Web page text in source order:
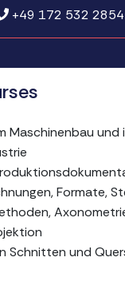
+49 172 532 2854
Maschinenbau und
Formate,
Schnitten und